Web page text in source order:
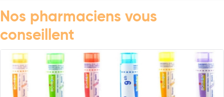
Nos pharmaciens vous
conseillent